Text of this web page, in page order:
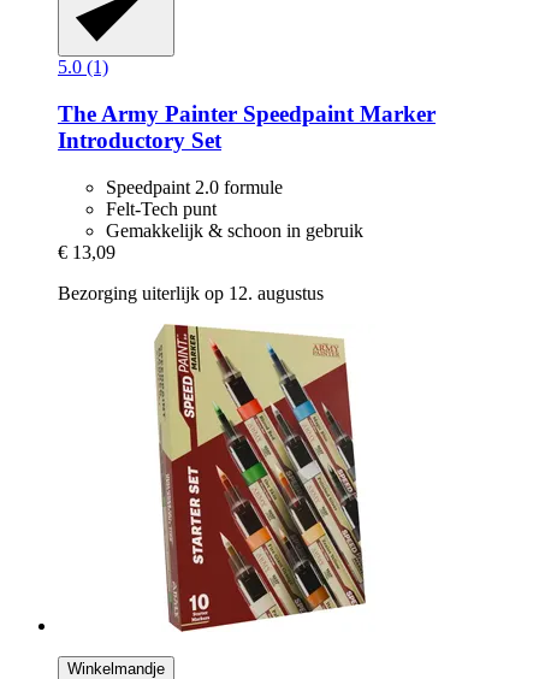
5.0 (1)
The Army Painter Speedpaint Marker
Introductory Set
Speedpaint 2.0 formule
Felt-Tech punt
Gemakkelijk & schoon in gebruik
€ 13,09
Bezorging uiterlijk op 12. augustus
Winkelmandje